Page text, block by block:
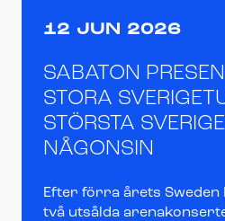
12 JUN 2026
SABATON
STORA
STÖRSTA
NÅGONSIN
Efter förra årets Sweden
två utsålda